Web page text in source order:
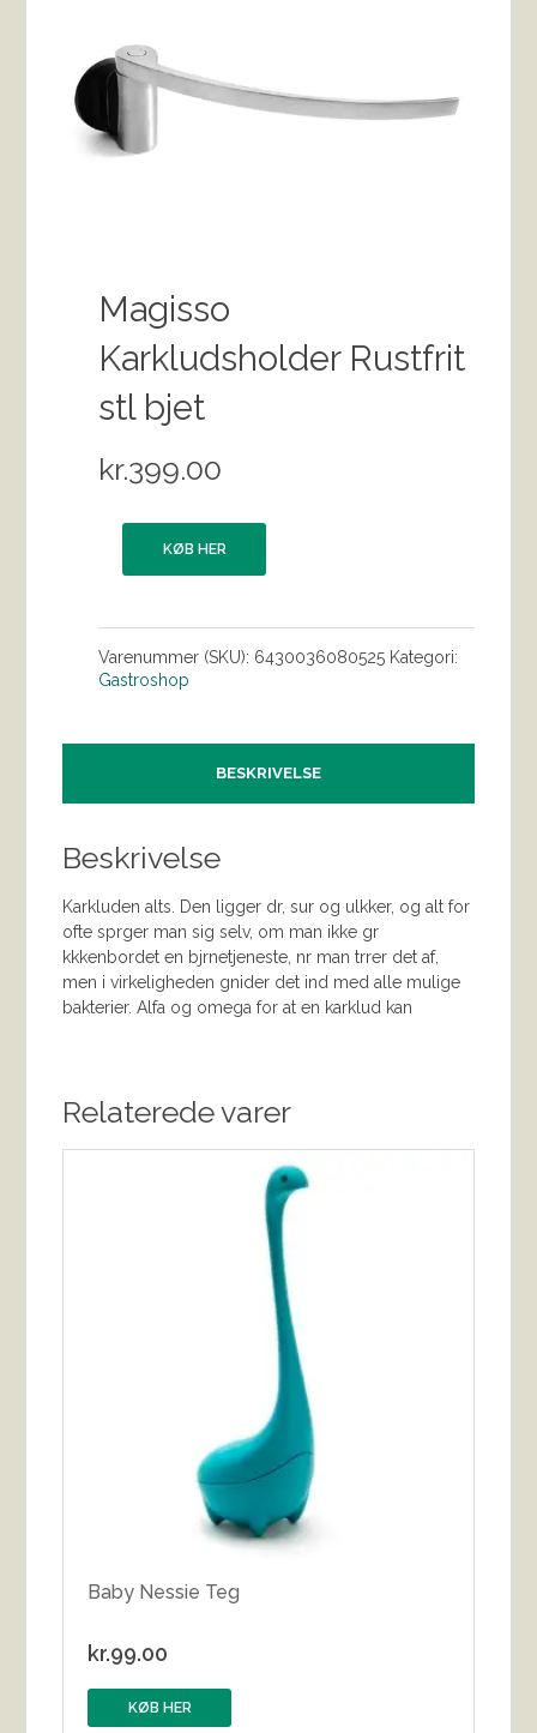
Magisso
Karkludsholder Rustfrit
stl bjet
kr.399.00
KØB HER
Varenummer (SKU): 6430036080525 Kategori:
Gastroshop
BESKRIVELSE
Beskrivelse
Karkluden alts. Den ligger dr, sur og ulkker, og alt for
ofte sprger man sig selv, om man ikke gr
kkkenbordet en bjrnetjeneste, nr man trrer det af,
men i virkeligheden gnider det ind med alle mulige
bakterier. Alfa og omega for at en karklud kan
Relaterede varer
Baby Nessie Teg
kr.99.00
KØB HER